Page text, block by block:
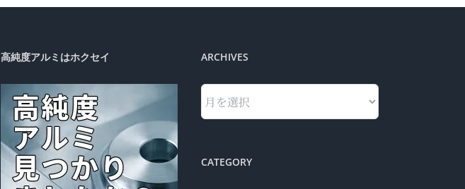
高純度アルミはホクセイ ARCHIVES
Archives
CATEGORY